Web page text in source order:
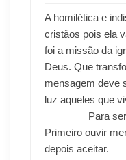
A homilética e
cristãos pois ela
foi a missão da
Deus. Que
mensagem deve
luz aqueles
Para ser
Primeiro ouvir
depois aceitar.